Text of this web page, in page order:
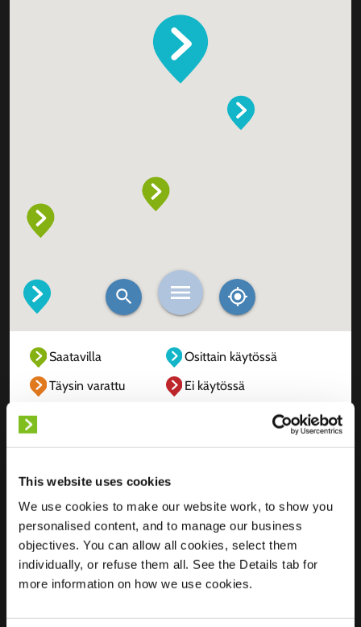
This website uses cookies
We use cookies to make our website work, to show you
personalised content, and to manage our business
objectives. You can allow all cookies, select them
individually, or refuse them all. See the Details tab for
more information on how we use cookies.
Saatavilla
Osittain käytössä
Täysin varattu
Ei käytössä
Sijainti
van Heemskerkplein
25
2161 TG Lisse
Alankomaat
Regular Charging 1 of 2 available